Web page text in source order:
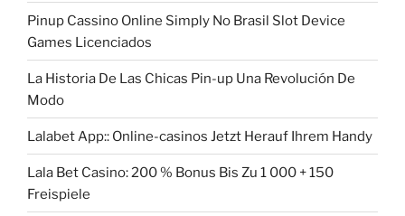
Pinup Cassino Online Simply No Brasil Slot Device
Games Licenciados
La Historia De Las Chicas Pin-up Una Revolución De
Modo
Lalabet App:: Online-casinos Jetzt Herauf Ihrem Handy
Lala Bet Casino: 200 % Bonus Bis Zu 1 000 + 150
Freispiele